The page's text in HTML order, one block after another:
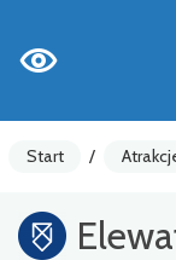
Start /